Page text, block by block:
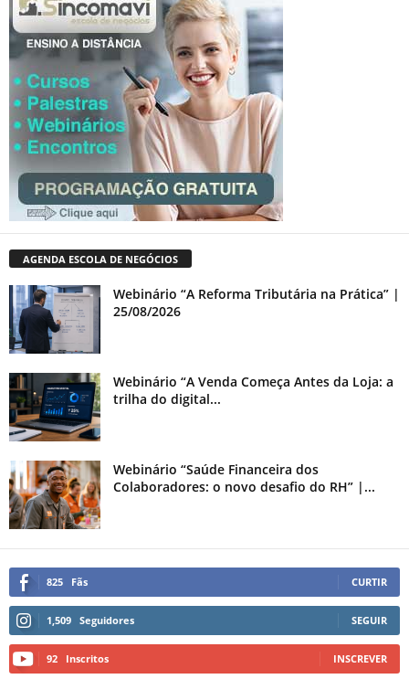
AGENDA ESCOLA DE NEGÓCIOS
Webinário “A Reforma Tributária na Prática” |
25/08/2026
Webinário “A Venda Começa Antes da Loja: a
trilha do digital...
Webinário “Saúde Financeira dos
Colaboradores: o novo desafio do RH” |...
825 Fãs CURTIR
1,509 Seguidores SEGUIR
92 Inscritos INSCREVER